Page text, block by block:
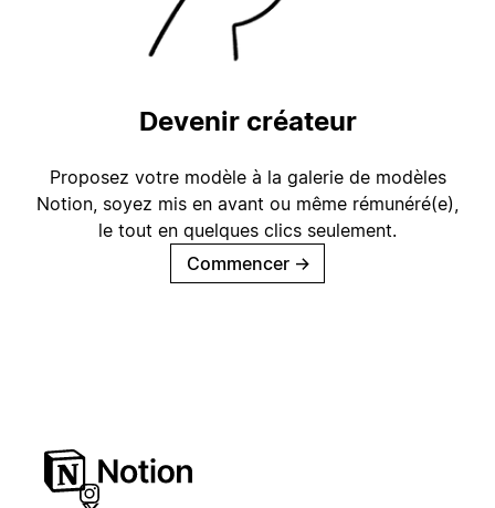
Devenir créateur
Proposez votre modèle à la galerie de modèles
Notion, soyez mis en avant ou même rémunéré(e),
le tout en quelques clics seulement.
Commencer →